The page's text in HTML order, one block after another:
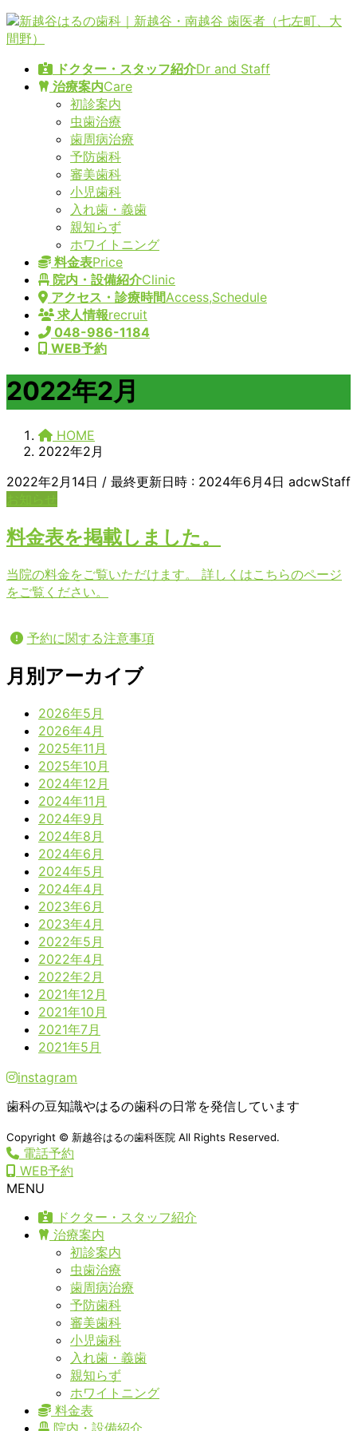
コ
ン
ナ
ビ
ドクター・スタッフ紹介Dr and Staff
治療案内Care
初診案内
虫歯治療
歯周病治療
予防歯科
審美歯科
小児歯科
入れ歯・義歯
親知らず
ホワイトニング
料金表Price
院内・設備紹介Clinic
アクセス・診療時間Access,Schedule
求人情報recruit
048-986-1184
WEB予約
2022年2月
HOME
2022年2月
2022年2月14日 / 最終更新日時 : 2024年6月4日 adcwStaff
料金表を掲載しました。
当院の料金をご覧いただけます。 詳しくはこちらのページ
をご覧ください。
予約に関する注意事項
月別アーカイブ
2026年5月
2026年4月
2025年11月
2025年10月
2024年12月
2024年11月
2024年9月
2024年8月
2024年6月
2024年5月
2024年4月
2023年6月
2023年4月
2022年5月
2022年4月
2022年2月
2021年12月
2021年10月
2021年7月
2021年5月
instagram
歯科の豆知識やはるの歯科の日常を発信しています
Copyright © 新越谷はるの歯科医院 All Rights Reserved.
電話予約
WEB予約
MENU
ドクター・スタッフ紹介
治療案内
初診案内
虫歯治療
歯周病治療
予防歯科
審美歯科
小児歯科
入れ歯・義歯
親知らず
ホワイトニング
料金表
院内・設備紹介